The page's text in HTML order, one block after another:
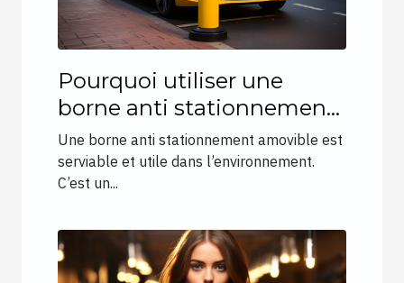
Pourquoi utiliser une
borne anti stationnement
amovible ?
Une borne anti stationnement amovible est
serviable et utile dans l’environnement.
C’est un...